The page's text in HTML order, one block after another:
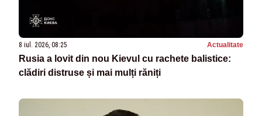
8 iul. 2026, 08:25 Actualitate
Rusia a lovit din nou Kievul cu rachete balistice:
clădiri distruse și mai mulți răniți